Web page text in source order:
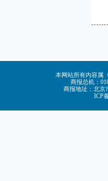
本网站所有内容属
商报总机：
商报地址：北京
ICP